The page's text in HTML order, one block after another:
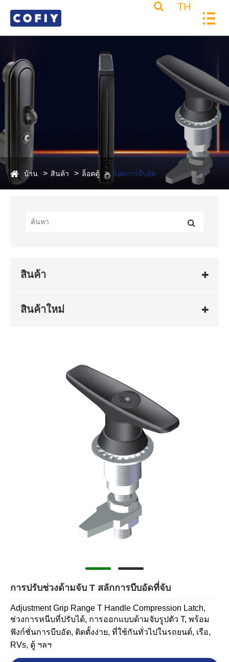
TH
บ้าน สินค้า ล็อคตู้ ล็อคการบีบอัด
สินค้า
สินค้าใหม่
การปรับช่วงด้ามจับ T สลักการบีบอัดที่จับ
Adjustment Grip Range T Handle Compression Latch,
ช่วงการหนีบที่ปรับได้, การออกแบบด้ามจับรูปตัว T, พร้อม
ฟังก์ชั่นการบีบอัด, ติดตั้งง่าย, ที่ใช้กันทั่วไปในรถยนต์, เรือ,
RVs, ตู้ ฯลฯ